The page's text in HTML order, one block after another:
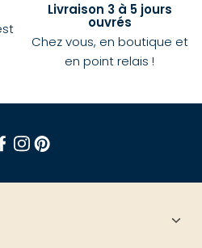
Livraison 3 à 5 jours
ouvrés
Chez vous, en boutique et
en point relais !